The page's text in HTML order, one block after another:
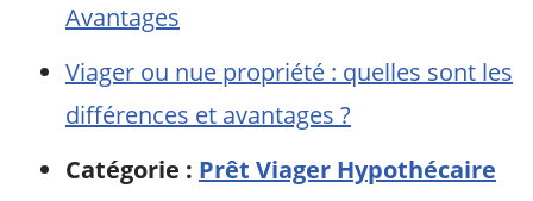
Avantages
Viager ou nue propriété : quelles sont les
différences et avantages ?
Catégorie : Prêt Viager Hypothécaire